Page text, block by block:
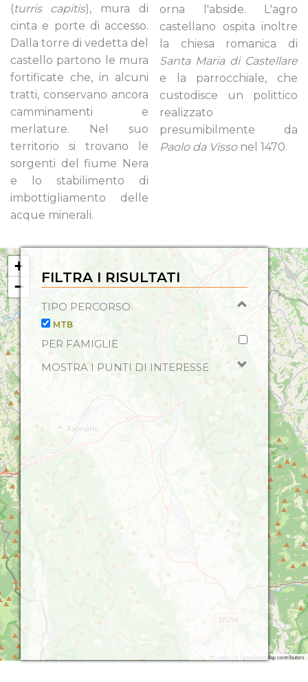
(turris capitis), mura di
cinta e porte di accesso.
Dalla torre di vedetta del
castello partono le mura
fortificate che, in alcuni
tratti, conservano ancora
camminamenti e
merlature. Nel suo
territorio si trovano le
sorgenti del fiume Nera
e lo stabilimento di
imbottigliamento delle
acque minerali.
orna l'abside. L'agro
castellano ospita inoltre
la chiesa romanica di
Santa Maria di Castellare
e la parrocchiale, che
custodisce un polittico
realizzato
presumibilmente da
Paolo da Vissonel 1470.
+
−
Leaflet © OpenStreetMap contributors
FILTRA I RISULTATI
TIPO PERCORSO
MTB
PER FAMIGLIE
MOSTRA I PUNTI DI INTERESSE